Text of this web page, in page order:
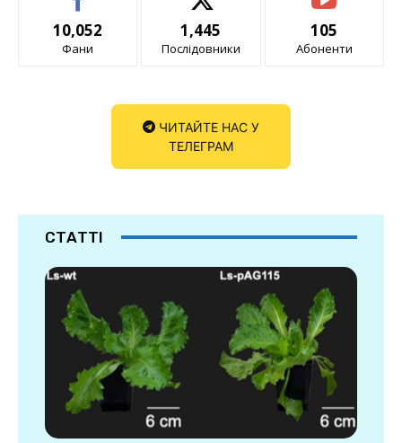
10,052
Фани
1,445
Послідовники
105
Абоненти
ЧИТАЙТЕ НАС У
ТЕЛЕГРАМ
СТАТТІ